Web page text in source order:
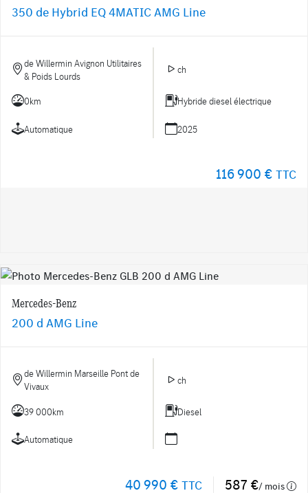
350 de Hybrid EQ 4MATIC AMG Line
de Willermin Avignon Utilitaires
& Poids Lourds
ch
0km Hybride diesel électrique
Automatique 2025
116 900 € TTC
Mercedes-Benz
200 d AMG Line
de Willermin Marseille Pont de
Vivaux
ch
39 000km Diesel
Automatique
40 990 € TTC 587 €/ mois